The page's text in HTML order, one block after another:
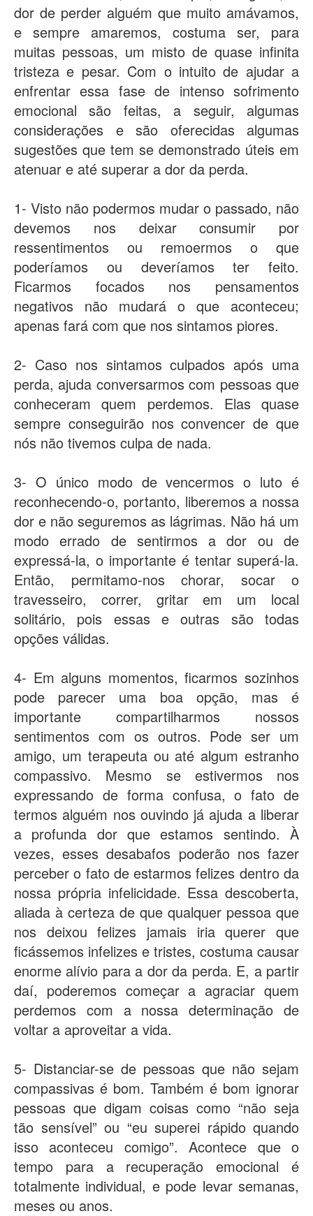
dor de perder alguém que muito amávamos,
e sempre amaremos, costuma ser, para
muitas pessoas, um misto de quase infinita
tristeza e pesar. Com o intuito de ajudar a
enfrentar essa fase de intenso sofrimento
emocional são feitas, a seguir, algumas
considerações e são oferecidas algumas
sugestões que tem se demonstrado úteis em
atenuar e até superar a dor da perda.
1- Visto não podermos mudar o passado, não
devemos nos deixar consumir por
ressentimentos ou remoermos o que
poderíamos ou deveríamos ter feito.
Ficarmos focados nos pensamentos
negativos não mudará o que aconteceu;
apenas fará com que nos sintamos piores.
2- Caso nos sintamos culpados após uma
perda, ajuda conversarmos com pessoas que
conheceram quem perdemos. Elas quase
sempre conseguirão nos convencer de que
nós não tivemos culpa de nada.
3- O único modo de vencermos o luto é
reconhecendo-o, portanto, liberemos a nossa
dor e não seguremos as lágrimas. Não há um
modo errado de sentirmos a dor ou de
expressá-la, o importante é tentar superá-la.
Então, permitamo-nos chorar, socar o
travesseiro, correr, gritar em um local
solitário, pois essas e outras são todas
opções válidas.
4- Em alguns momentos, ficarmos sozinhos
pode parecer uma boa opção, mas é
importante compartilharmos nossos
sentimentos com os outros. Pode ser um
amigo, um terapeuta ou até algum estranho
compassivo. Mesmo se estivermos nos
expressando de forma confusa, o fato de
termos alguém nos ouvindo já ajuda a liberar
a profunda dor que estamos sentindo. À
vezes, esses desabafos poderão nos fazer
perceber o fato de estarmos felizes dentro da
nossa própria infelicidade. Essa descoberta,
aliada à certeza de que qualquer pessoa que
nos deixou felizes jamais iria querer que
ficássemos infelizes e tristes, costuma causar
enorme alívio para a dor da perda. E, a partir
daí, poderemos começar a agraciar quem
perdemos com a nossa determinação de
voltar a aproveitar a vida.
5- Distanciar-se de pessoas que não sejam
compassivas é bom. Também é bom ignorar
pessoas que digam coisas como “não seja
tão sensível” ou “eu superei rápido quando
isso aconteceu comigo”. Acontece que o
tempo para a recuperação emocional é
totalmente individual, e pode levar semanas,
meses ou anos.